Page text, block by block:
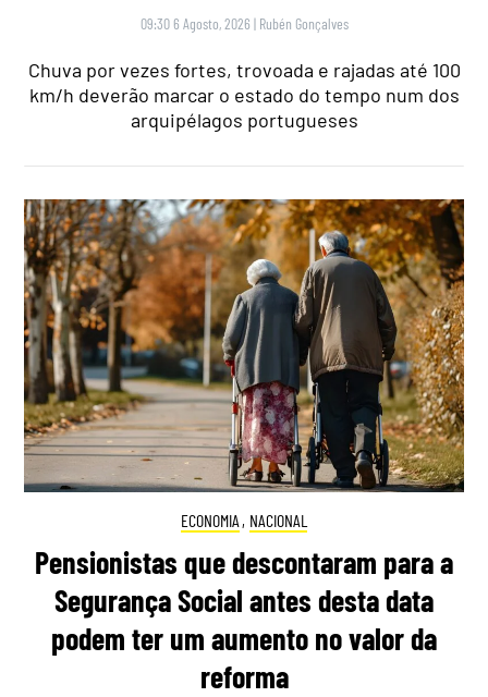
09:30 6 Agosto, 2026 | Rubén Gonçalves
Chuva por vezes fortes, trovoada e rajadas até 100
km/h deverão marcar o estado do tempo num dos
arquipélagos portugueses
ECONOMIA , NACIONAL
Pensionistas que descontaram para a
Segurança Social antes desta data
podem ter um aumento no valor da
reforma